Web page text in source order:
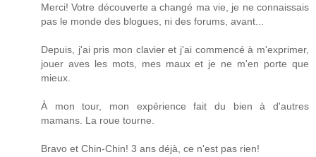
Merci! Votre découverte a changé ma vie, je ne connaissais
pas le monde des blogues, ni des forums, avant...
Depuis, j'ai pris mon clavier et j'ai commencé à m'exprimer,
jouer aves les mots, mes maux et je ne m'en porte que
mieux.
À mon tour, mon expérience fait du bien à d'autres
mamans. La roue tourne.
Bravo et Chin-Chin! 3 ans déjà, ce n'est pas rien!